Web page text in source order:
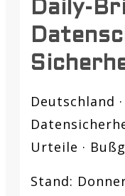
Daily-
Deutschland
Urteile ·
Stand: